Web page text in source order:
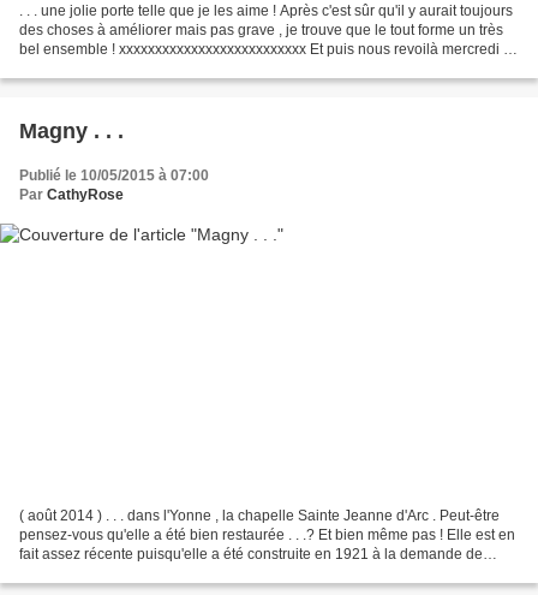
. . . une jolie porte telle que je les aime ! Après c'est sûr qu'il y aurait toujours
des choses à améliorer mais pas grave , je trouve que le tout forme un très
bel ensemble ! xxxxxxxxxxxxxxxxxxxxxxxxxx Et puis nous revoilà mercredi ,
Magny . . .
Publié le 10/05/2015 à 07:00
Par CathyRose
( août 2014 ) . . . dans l'Yonne , la chapelle Sainte Jeanne d'Arc . Peut-être
pensez-vous qu'elle a été bien restaurée . . .? Et bien même pas ! Elle est en
fait assez récente puisqu'elle a été construite en 1921 à la demande de